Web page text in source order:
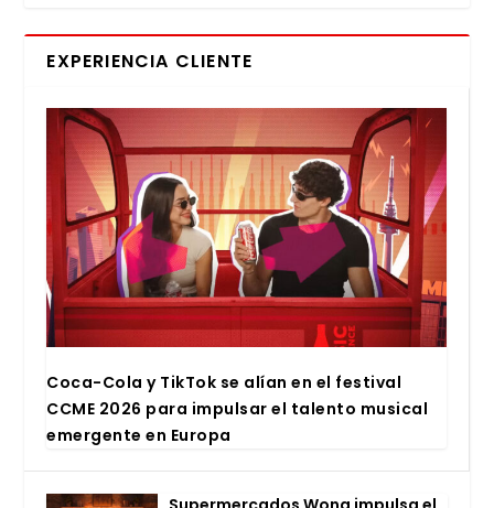
EXPERIENCIA CLIENTE
Coca-Cola y Tik­Tok se alían en el fes­ti­val
CCME 2026 para impul­sar el talen­to musi­cal
emer­gen­te en Euro­pa